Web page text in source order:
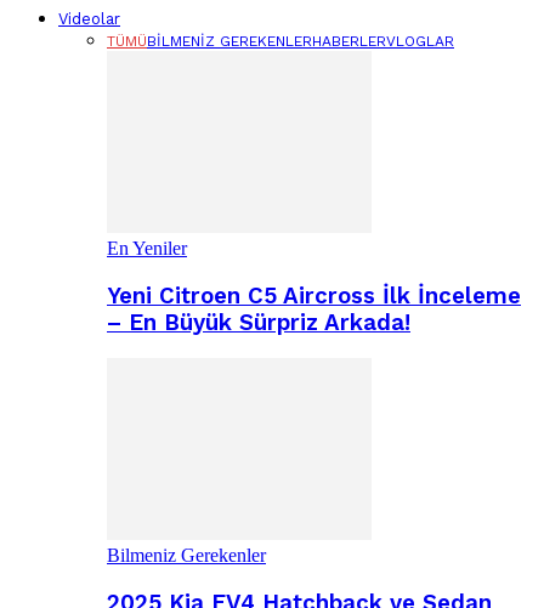
Videolar
TÜMÜBILMENIZ GEREKENLERHABERLERVLOGLAR
En Yeniler
Yeni Citroen C5 Aircross İlk İnceleme
– En Büyük Sürpriz Arkada!
Bilmeniz Gerekenler